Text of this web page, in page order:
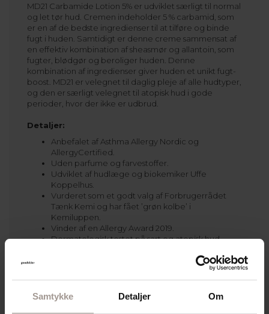
Samtykke Detaljer Om
MD21 Carbamide Lotion 5% er udviklet særligt til normal
og let tør hud. Cremen indeholder 5 % carbamid, som
er en af de bedste ingredienser til at tilføre og binde
fugt i huden. Samtidigt er denne creme sammensat af
en effektiv kombination af sheasmør og allantoin, som
fugter, blødgør og beroliger huden. Denne
kombination af ingredienser giver huden et unikt fugt-
boost. MD21 er velegnet til daglig pleje af alle hudtyper,
og den er særligt velegnet til atopisk hud i gode
perioder, hvor der ikke er udbrud.
Detaljer:
Anbefalet af Asthma Allergy Nordic og
AllergyCertified.
Uden parfume og farvestoffer.
Udviklet af hudlæge og biokemiker Uffe
Koppelhus.
Vurderet som et godt valg af Forbrugerrådet
Tænk Kemi og har fået ’grøn kolbe’ i
Kemiluppen.
Vinder af en Allergy Award 2019.
Dermatologisk testet på sart og atopisk hud.